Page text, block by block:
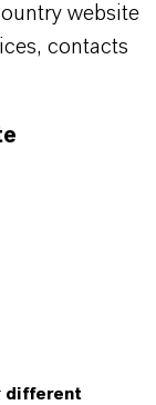
website
contacts
different